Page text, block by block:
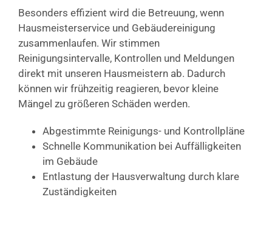
Besonders effizient wird die Betreuung, wenn
Hausmeisterservice und Gebäudereinigung
zusammenlaufen. Wir stimmen
Reinigungsintervalle, Kontrollen und Meldungen
direkt mit unseren Hausmeistern ab. Dadurch
können wir frühzeitig reagieren, bevor kleine
Mängel zu größeren Schäden werden.
Abgestimmte Reinigungs- und Kontrollpläne
Schnelle Kommunikation bei Auffälligkeiten
im Gebäude
Entlastung der Hausverwaltung durch klare
Zuständigkeiten